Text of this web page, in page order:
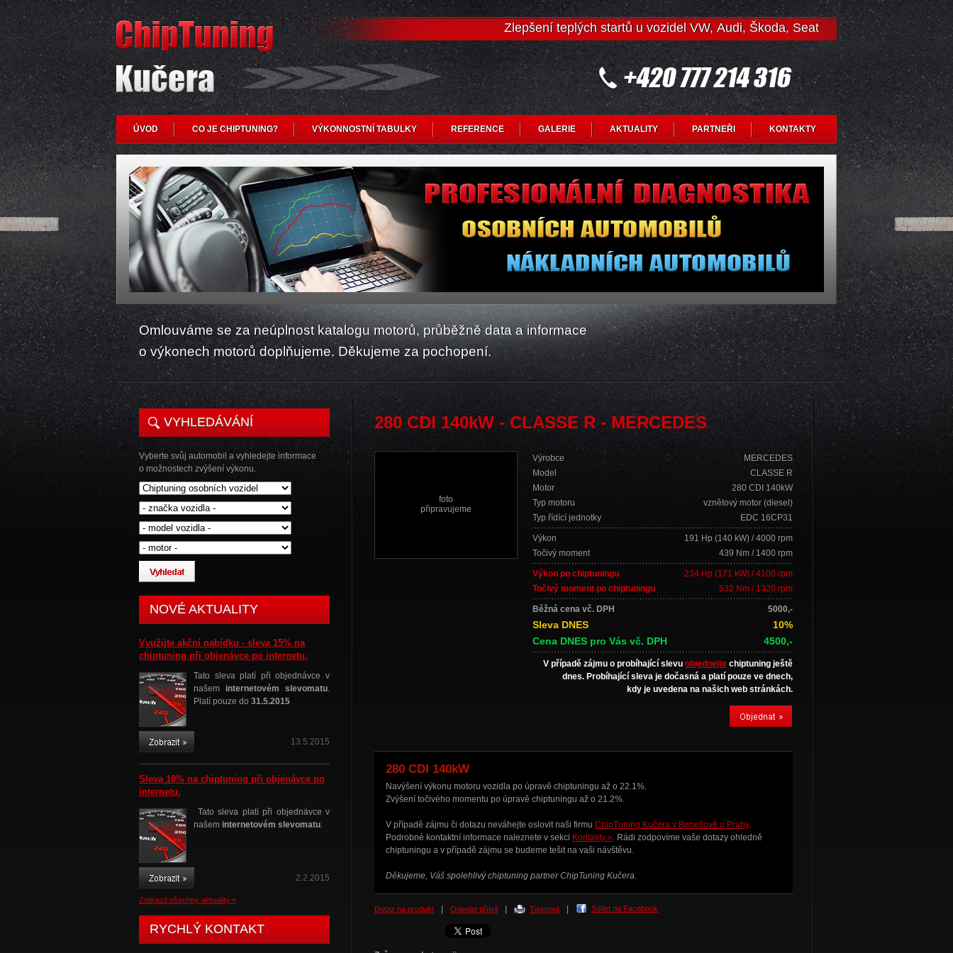
Zlepšení teplých startů u vozidel VW, Audi, Škoda, Seat
ÚVOD CO JE CHIPTUNING? VÝKONNOSTNÍ TABULKY REFERENCE GALERIE AKTUALITY PARTNEŘI KONTAKTY
Omlouváme se za neúplnost katalogu motorů, průběžně data a informace
o výkonech motorů doplňujeme. Děkujeme za pochopení.
VYHLEDÁVÁNÍ
Vyberte svůj automobil a vyhledejte informace
o možnostech zvýšení výkonu.
NOVÉ AKTUALITY
Využijte akční nabídku - sleva 15% na
chiptuning při objenávce po internetu.
Tato sleva platí při objednávce v
našem internetovém slevomatu.
Platí pouze do 31.5.2015
13.5.2015
Sleva 10% na chiptuning při objenávce po
internetu.
Tato sleva platí při objednávce v
našem internetovém slevomatu.
2.2.2015
Zobrazit všechny aktuality »
RYCHLÝ KONTAKT
280 CDI 140kW - CLASSE R - MERCEDES
Výrobce
MERCEDES
Model
CLASSE R
Motor
280 CDI 140kW
Typ motoru
vznětový motor (diesel)
Typ řídící jednotky
EDC 16CP31
Výkon
191 Hp (140 kW) / 4000 rpm
Točivý moment
439 Nm / 1400 rpm
Výkon po chiptuningu
234 Hp (171 kW) / 4100 rpm
Točivý moment po chiptuningu
532 Nm / 1320 rpm
Běžná cena vč. DPH 5000,-
Sleva DNES
10%
Cena DNES pro Vás vč. DPH
4500,-
V případě zájmu o probíhající slevu objednejte chiptuning ještě
dnes. Probíhající sleva je dočasná a platí pouze ve dnech,
kdy je uvedena na našich web stránkách.
foto
připravujeme
280 CDI 140kW
Navýšení výkonu motoru vozidla po úpravě chiptuningu až o 22.1%.
Zvýšení točivého momentu po úpravě chiptuningu až o 21.2%.
V případě zájmu či dotazu neváhejte oslovit naši firmu ChipTuning Kučera v Benešově u Prahy.
Podrobné kontaktní informace naleznete v sekci Kontakty ». Rádi zodpovíme vaše dotazy ohledně
chiptuningu a v případě zájmu se budeme tešit na vaši návštěvu.
Děkujeme, Váš spolehlivý chiptuning partner ChipTuning Kučera.
Dotaz na produkt Odeslat příteli Tisknout Sdílet na Facebook